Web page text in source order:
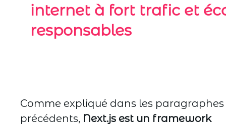
internet à fort trafic et
responsables
Comme expliqué dans les paragraphes
précédents, Next.js est un framework